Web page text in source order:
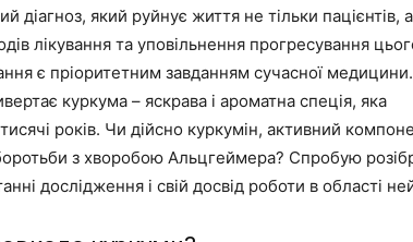
який руйнує життя не тільки пацієнтів,
лікування та уповільнення прогресування
є пріоритетним завданням сучасної
куркума – яскрава і ароматна спеція, яка
років. Чи дійсно куркумін, активний
з хворобою Альцгеймера? Спробую
дослідження і свій досвід роботи в області